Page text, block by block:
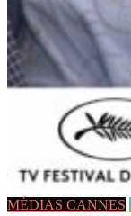
MÉDIAS CANNES